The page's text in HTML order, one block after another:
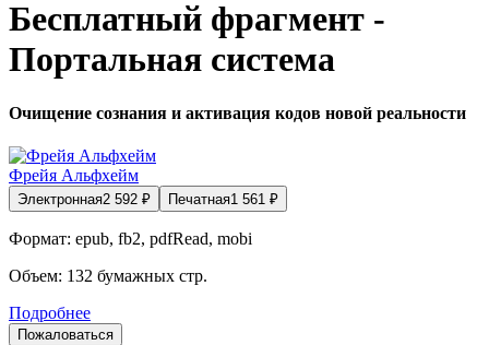
Бесплатный фрагмент -
Портальная система
Очищение сознания и активация кодов новой реальности
Фрейя Альфхейм
Электронная2 592 ₽ Печатная1 561 ₽
Формат: epub, fb2, pdfRead, mobi
Объем: 132 бумажных стр.
Подробнее
Пожаловаться